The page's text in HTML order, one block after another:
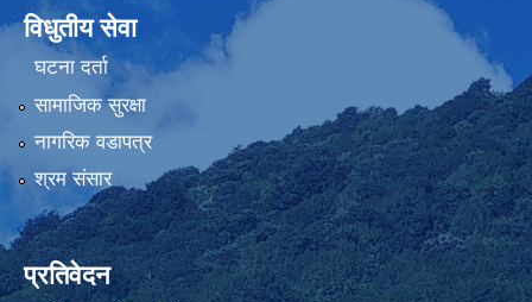
विधुतीय सेवा
घटना दर्ता
सामाजिक सुरक्षा
नागरिक वडापत्र
श्रम संसार
प्रतिवेदन